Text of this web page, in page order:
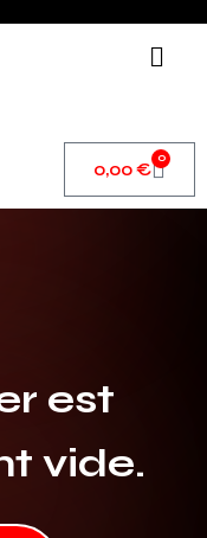
0,00€
0
est
vide.